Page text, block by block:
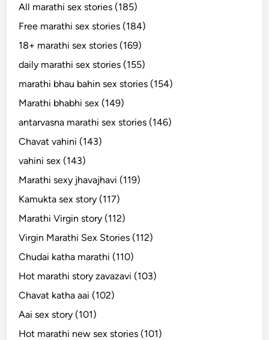
All marathi sex stories (185)
Free marathi sex stories (184)
18+ marathi sex stories (169)
daily marathi sex stories (155)
marathi bhau bahin sex stories (154)
Marathi bhabhi sex (149)
antarvasna marathi sex stories (146)
Chavat vahini (143)
vahini sex (143)
Marathi sexy jhavajhavi (119)
Kamukta sex story (117)
Marathi Virgin story (112)
Virgin Marathi Sex Stories (112)
Chudai katha marathi (110)
Hot marathi story zavazavi (103)
Chavat katha aai (102)
Aai sex story (101)
Hot marathi new sex stories (101)